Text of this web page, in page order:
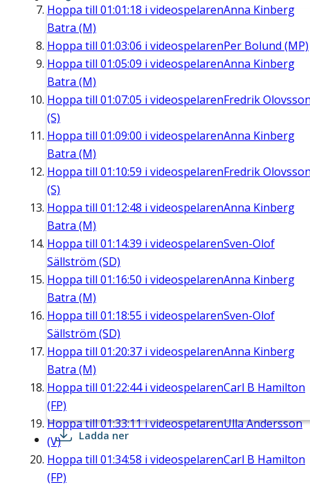
Hoppa till 01:01:18 i videospelarenAnna Kinberg
Batra (M)
Hoppa till 01:03:06 i videospelarenPer Bolund (MP)
Hoppa till 01:05:09 i videospelarenAnna Kinberg
Batra (M)
Hoppa till 01:07:05 i videospelarenFredrik
(S)
Hoppa till 01:09:00 i videospelarenAnna Kinberg
Batra (M)
Hoppa till 01:10:59 i videospelarenFredrik
(S)
Hoppa till 01:12:48 i videospelarenAnna Kinberg
Batra (M)
Hoppa till 01:14:39 i videospelarenSven-Olof
Sällström (SD)
Hoppa till 01:16:50 i videospelarenAnna Kinberg
Batra (M)
Hoppa till 01:18:55 i videospelarenSven-Olof
Sällström (SD)
Hoppa till 01:20:37 i videospelarenAnna Kinberg
Batra (M)
Hoppa till 01:22:44i videospelarenCarl B Hamilton
(FP)
Hoppa till01:33:11i videospelarenUlla Andersson
(V)
Hoppa till 01:34:58 i videospelarenCarl B Hamilton
(FP)
Ladda ner